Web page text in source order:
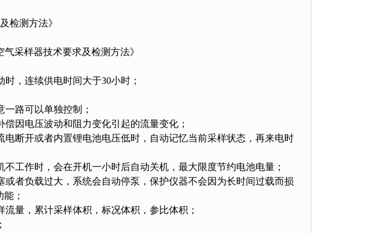
检测方法》
采样器技术要求及检测方法》
，连续供电时间大于30小时；
路可以单独控制；
因电压波动和阻力变化引起的流量变化；
断开或者内置锂电池电压低时，自动记忆当前采样状态，再来电时
工作时，会在开机一小时后自动关机，最大限度节约电池电量；
者负载过大，系统会自动停泵，保护仪器不会因为长时间过载而损
；
量，累计采样体积，标况体积，参比体积；